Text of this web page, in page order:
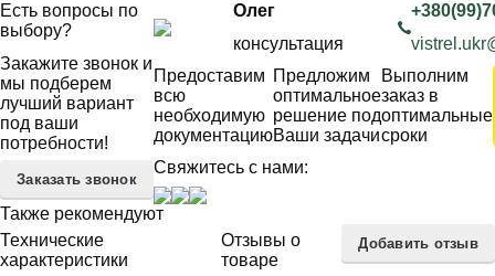
Есть вопросы по
выбору?
Закажите звонок и
мы подберем
лучший вариант
под ваши
потребности!
Заказать звонок
Олег
консультация
Предоставим
всю
необходимую
документацию
Предложим
оптимальное
решение под
Ваши задачи
Выполним
заказ в
оптимальные
сроки
Свяжитесь с нами:
Также рекомендуют
Технические
характеристики
Отзывы о
товаре
Добавить отзыв